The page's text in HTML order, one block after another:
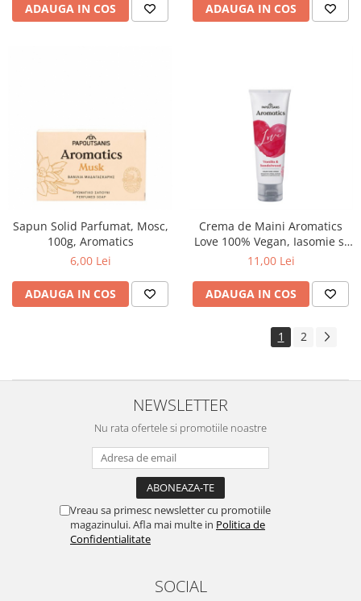
ADAUGA IN COS ADAUGA IN COS
Sapun Solid Parfumat, Mosc,
100g, Aromatics
6,00 Lei
ADAUGA IN COS
Crema de Maini Aromatics
Love 100% Vegan, Iasomie si
Lemn de Santal, 75ml
11,00 Lei
ADAUGA IN COS
1 2
NEWSLETTER
Nu rata ofertele si promotiile noastre
Vreau sa primesc newsletter cu promotiile
magazinului. Afla mai multe in Politica de
Confidentialitate
SOCIAL